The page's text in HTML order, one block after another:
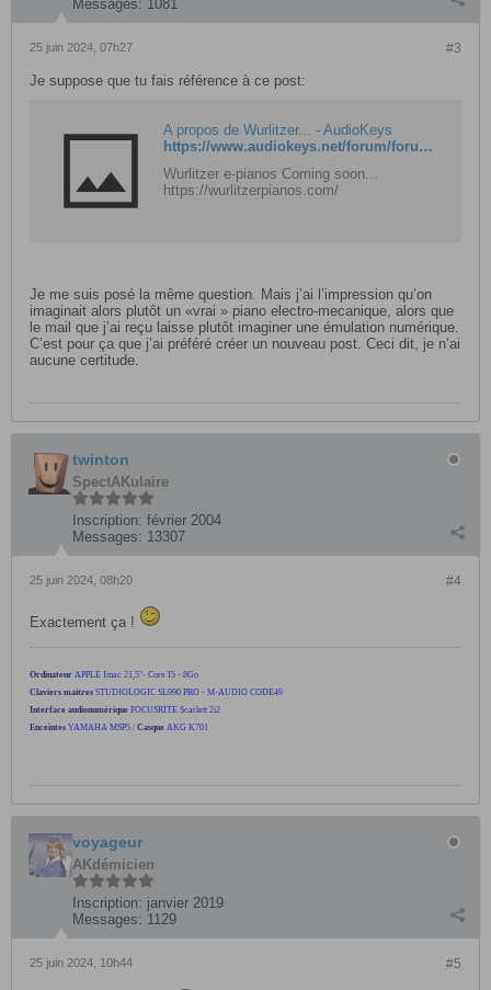
Messages: 1081
#3
25 juin 2024, 07h27
Je suppose que tu fais référence à ce post:
A propos de Wurlitzer... - AudioKeys
https://www.audiokeys.net/forum/forum/besoin-d-aide/les-vintages/pianos-electriques/705004-a-propos-de-wurlitzer
Wurlitzer e-pianos Coming soon...
https://wurlitzerpianos.com/
Je me suis posé la même question. Mais j’ai l’impression qu’on
imaginait alors plutôt un «vrai » piano electro-mecanique, alors que
le mail que j’ai reçu laisse plutôt imaginer une émulation numérique.
C’est pour ça que j’ai préféré créer un nouveau post. Ceci dit, je n’ai
aucune certitude.
twinton
SpectAKulaire
Inscription: février 2004
Messages: 13307
#4
25 juin 2024, 08h20
Exactement ça !
Ordinateur APPLE Imac 21,5"- Core I5 - 8Go
Claviers maitres STUDIOLOGIC SL990 PRO - M-AUDIO CODE49
Interface audionumérique FOCUSRITE Scarlett 2i2
Enceintes YAMAHA MSP5 / Casque AKG K701
voyageur
AKdémicien
Inscription: janvier 2019
Messages: 1129
#5
25 juin 2024, 10h44